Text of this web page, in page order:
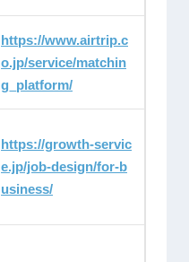
https://www.airtrip.c
o.jp/service/matchin
g_platform/
https://growth-servic
e.jp/job-design/for-b
usiness/